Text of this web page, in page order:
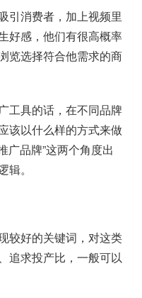
引消费者，加上视频里
好感，他们有很高概率
览选择符合他需求的商
工具的话，在不同品牌
该以什么样的方式来做
广品牌”这两个角度出
。
较好的关键词，对这类
追求投产比，一般可以